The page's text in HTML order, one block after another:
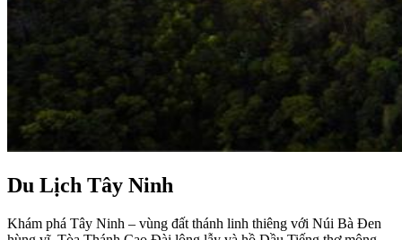
Du Lịch Tây Ninh
Khám phá Tây Ninh – vùng đất thánh linh thiêng với Núi Bà Đen